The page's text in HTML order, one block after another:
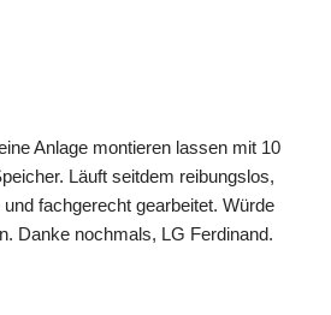
Anlage montieren lassen mit 10
Läuft seitdem reibungslos,
fachgerecht gearbeitet. Würde
Danke nochmals, LG Ferdinand.